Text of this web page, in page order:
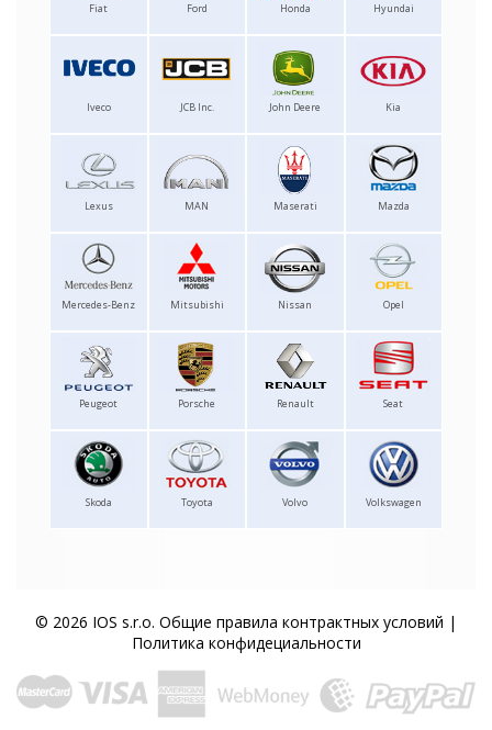
Fiat Ford Honda Hyundai
Iveco JCB Inc. John Deere Kia
Lexus MAN Maserati Mazda
Mercedes-Benz Mitsubishi Nissan Opel
Peugeot Porsche Renault Seat
Skoda Toyota Volvo Volkswagen
© 2026 IOS s.r.o. Общие правила контрактных условий |
Политика конфидециальности